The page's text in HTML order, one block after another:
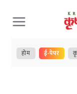
Skip
to
content
होम ई-पेपर